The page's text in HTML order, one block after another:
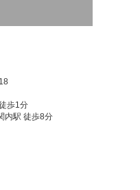
歩1分
内駅 徒歩8分